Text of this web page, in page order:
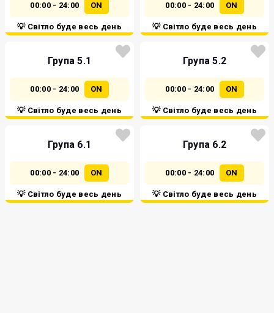
00:00 - 24:00 ON
💡 Світло буде весь день
00:00 - 24:00 ON
💡 Світло буде весь день
Група 5.1
00:00 - 24:00 ON
💡 Світло буде весь день
Група 5.2
00:00 - 24:00 ON
💡 Світло буде весь день
Група 6.1
00:00 - 24:00 ON
💡 Світло буде весь день
Група 6.2
00:00 - 24:00 ON
💡 Світло буде весь день